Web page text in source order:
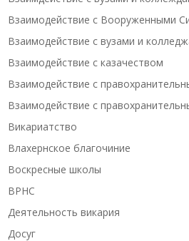
Взаимодействие с Вооруженными
Взаимодействие с вузами и
Взаимодействие с казачеством
Взаимодействие с
Взаимодействие с
Викариатство
Влахернское благочиние
Воскресные школы
ВРНС
Деятельность викария
Досуг